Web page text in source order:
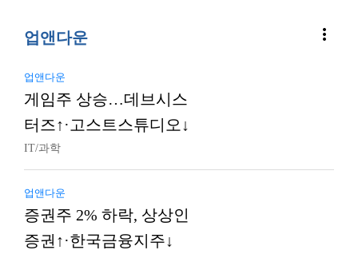
업앤다운 more_vert
업앤다운
게임주 상승…데브시스
터즈↑·고스트스튜디오↓
IT/과학
업앤다운
증권주 2% 하락, 상상인
증권↑·한국금융지주↓